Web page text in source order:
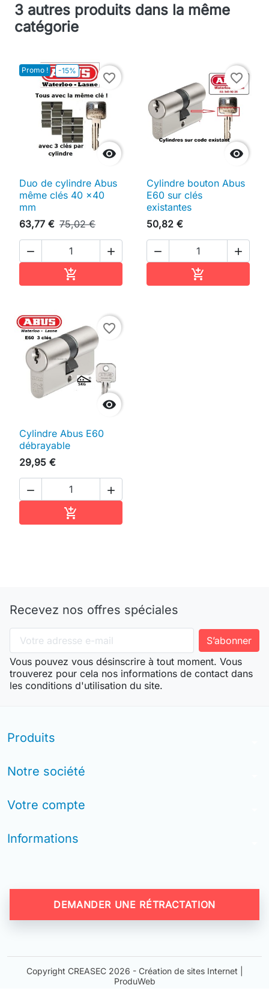
3 autres produits dans la même
catégorie
Promo ! -15%

favorite_border
Duo de cylindre Abus
même clés 40 x40
mm
63,77 € 75,02 €
 


favorite_border
Cylindre bouton Abus
E60 sur clés
existantes
50,82 €
 


favorite_border
Cylindre Abus E60
débrayable
29,95 €
 

Recevez nos offres spéciales
Vous pouvez vous désinscrire à tout moment. Vous
trouverez pour cela nos informations de contact dans
les conditions d'utilisation du site.
Produits
Notre société
Votre compte
Informations
DEMANDER UNE RÉTRACTATION
Copyright CREASEC 2026 - Création de sites Internet |
ProduWeb